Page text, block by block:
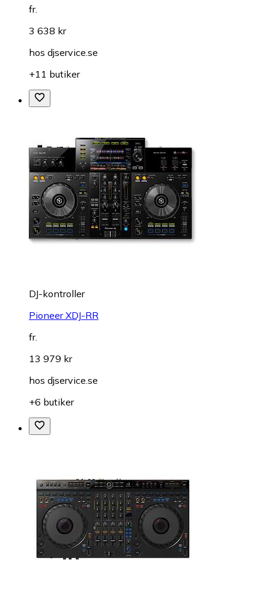
fr.
3 638 kr
hos djservice.se
+11 butiker
DJ-kontroller
Pioneer XDJ-RR
fr.
13 979 kr
hos djservice.se
+6 butiker